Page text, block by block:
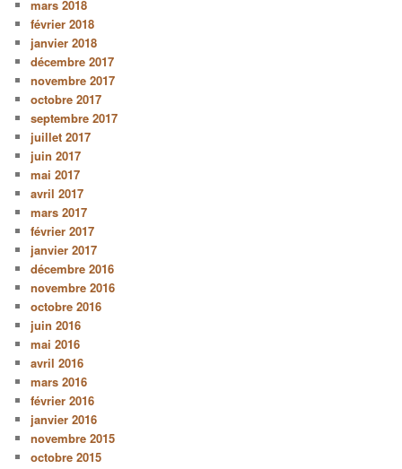
mars 2018
février 2018
janvier 2018
décembre 2017
novembre 2017
octobre 2017
septembre 2017
juillet 2017
juin 2017
mai 2017
avril 2017
mars 2017
février 2017
janvier 2017
décembre 2016
novembre 2016
octobre 2016
juin 2016
mai 2016
avril 2016
mars 2016
février 2016
janvier 2016
novembre 2015
octobre 2015